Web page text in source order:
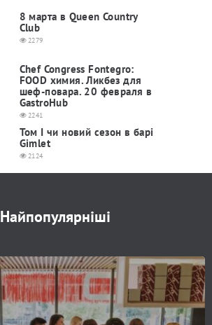
8 марта в Queen Country
Club
2279
Chef Congress Fontegro:
FOOD химия. Ликбез для
шеф-повара. 20 февраля в
GastroHub
2241
Том I чи новий сезон в барі
Gimlet
2124
Найпопулярніші